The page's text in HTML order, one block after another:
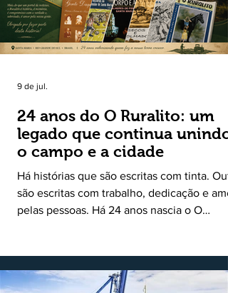
24 anos do O Ruralito: um
legado que continua unindo
o campo e a cidade
Há histórias que são escritas com tinta.
são escritas com trabalho, dedicação e
pelas pessoas. Há 24 anos nascia o O
das comunidades e dar voz às pessoas que
9 de jul.